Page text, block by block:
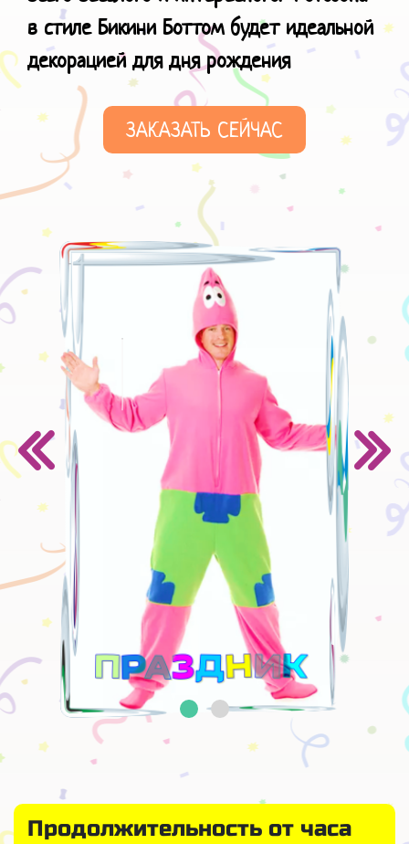
в стиле Бикини Боттом будет идеальной
декорацией для дня рождения
ЗАКАЗАТЬ СЕЙЧАС
Продолжительность от часа